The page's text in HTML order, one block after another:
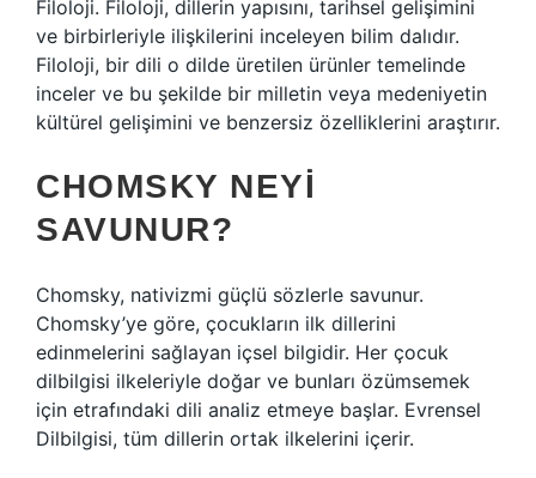
Filoloji. Filoloji, dillerin yapısını, tarihsel gelişimini
ve birbirleriyle ilişkilerini inceleyen bilim dalıdır.
Filoloji, bir dili o dilde üretilen ürünler temelinde
inceler ve bu şekilde bir milletin veya medeniyetin
kültürel gelişimini ve benzersiz özelliklerini araştırır.
CHOMSKY NEYI
SAVUNUR?
Chomsky, nativizmi güçlü sözlerle savunur.
Chomsky’ye göre, çocukların ilk dillerini
edinmelerini sağlayan içsel bilgidir. Her çocuk
dilbilgisi ilkeleriyle doğar ve bunları özümsemek
için etrafındaki dili analiz etmeye başlar. Evrensel
Dilbilgisi, tüm dillerin ortak ilkelerini içerir.